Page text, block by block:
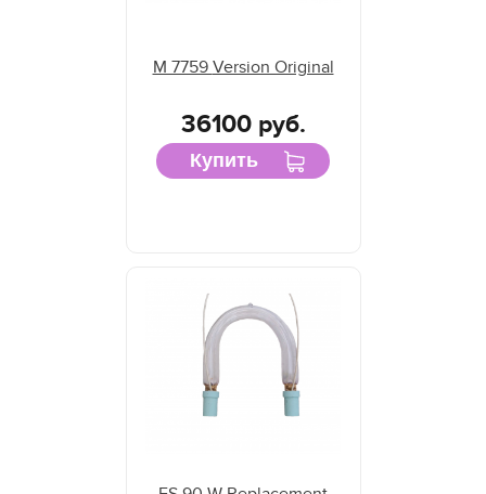
M 7759 Version Original
36100 руб.
Купить